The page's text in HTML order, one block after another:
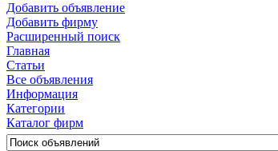
Добавить объявление
Добавить фирму
Расширенный поиск
Главная
Статьи
Все объявления
Информация
Категории
Каталог фирм